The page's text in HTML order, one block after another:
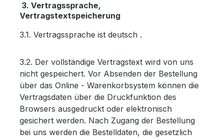
3. Vertragssprache,
Vertragstextspeicherung
3.1. Vertragssprache ist deutsch .
3.2. Der vollständige Vertragstext wird von uns
nicht gespeichert. Vor Absenden der Bestellung
über das Online - Warenkorbsystem können die
Vertragsdaten über die Druckfunktion des
Browsers ausgedruckt oder elektronisch
gesichert werden. Nach Zugang der Bestellung
bei uns werden die Bestelldaten, die gesetzlich